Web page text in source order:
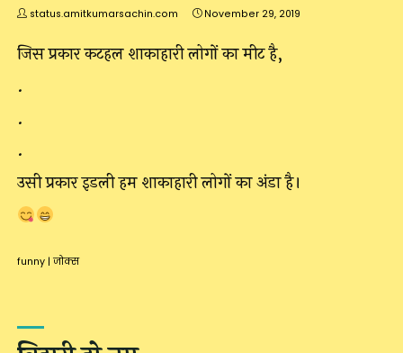
status.amitkumarsachin.com November 29, 2019
जिस प्रकार कटहल शाकाहारी लोगों का मीट है,
.
.
.
उसी प्रकार इडली हम शाकाहारी लोगों का अंडा है।
funny | जोक्स